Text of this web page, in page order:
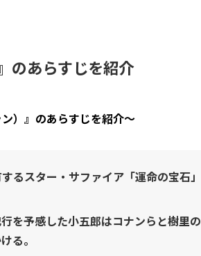
のあらすじを紹介
）』のあらすじを紹介〜
るスター・サファイア「運命の宝石」
を予感した小五郎はコナンらと樹里の
る。